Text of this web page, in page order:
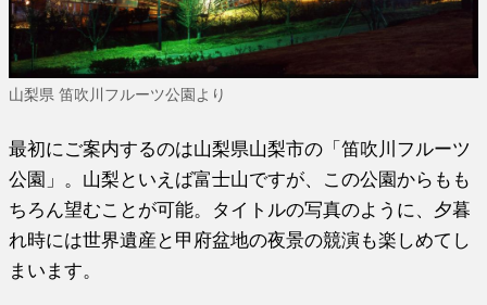
山梨県 笛吹川フルーツ公園より
最初にご案内するのは山梨県山梨市の「笛吹川フルーツ
公園」。山梨といえば富士山ですが、この公園からもも
ちろん望むことが可能。タイトルの写真のように、夕暮
れ時には世界遺産と甲府盆地の夜景の競演も楽しめてし
まいます。